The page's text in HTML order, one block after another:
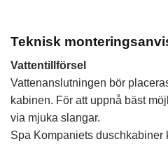
Teknisk
Vattentillförsel
Vattenanslutningen bör
kabinen. För att uppnå bäst
via mjuka slangar.
Spa Kompaniets duschkabiner